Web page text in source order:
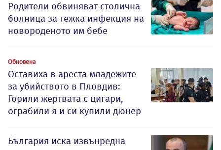
Родители обвиняват столична
болница за тежка инфекция на
новороденото им бебе
Обновена
Оставиха в ареста младежите
за убийството в Пловдив:
Горили жертвата с цигари,
ограбили я и си купили дюнер
България иска извънредна